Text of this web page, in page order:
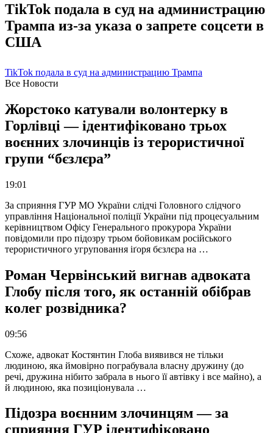
TikTok подала в суд на администрацию
Трампа из-за указа о запрете соцсети в
США
TikTok подала в суд на администрацию Трампа
Все Новости
Жорстоко катували волонтерку в
Горлівці — ідентифіковано трьох
воєнних злочинців із терористичної
групи “бєзлєра”
19:01
За сприяння ГУР МО України слідчі Головного слідчого
управління Національної поліції України під процесуальним
керівництвом Офісу Генерального прокурора України
повідомили про підозру трьом бойовикам російського
терористичного угруповання іґоря бєзлєра на …
Роман Червінський вигнав адвоката
Глобу після того, як останній обібрав
колег розвідника?
09:56
Схоже, адвокат Костянтин Глоба виявився не тільки
людиною, яка ймовірно пограбувала власну дружину (до
речі, дружина нібито забрала в нього її автівку і все майно), а
й людиною, яка позиціонувала …
Підозра воєнним злочинцям — за
сприяння ГУР ідентифіковано